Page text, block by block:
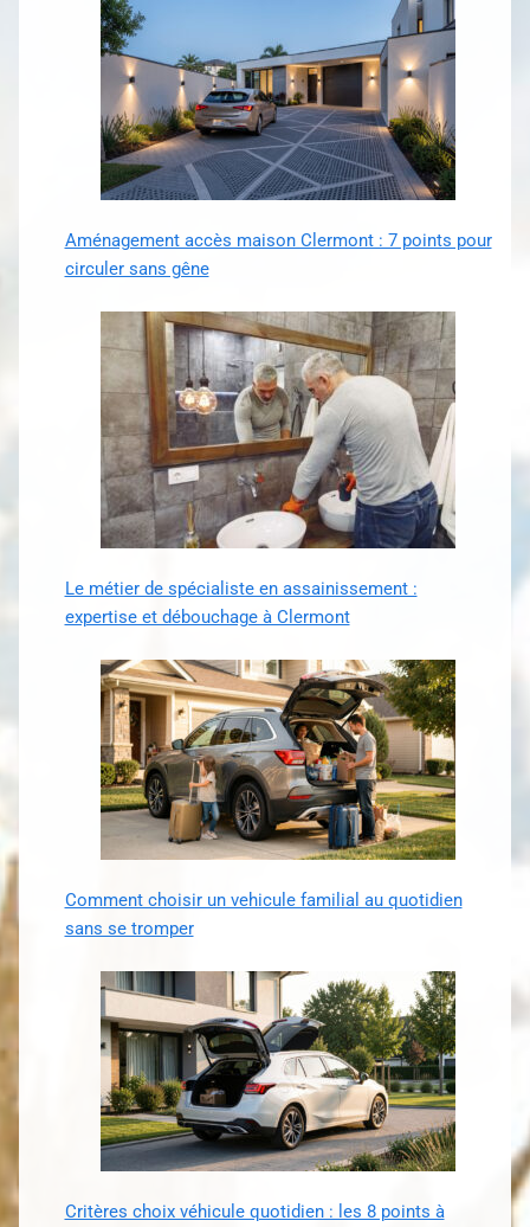
Aménagement accès maison Clermont : 7 points pour
circuler sans gêne
Le métier de spécialiste en assainissement :
expertise et débouchage à Clermont
Comment choisir un vehicule familial au quotidien
sans se tromper
Critères choix véhicule quotidien : les 8 points à